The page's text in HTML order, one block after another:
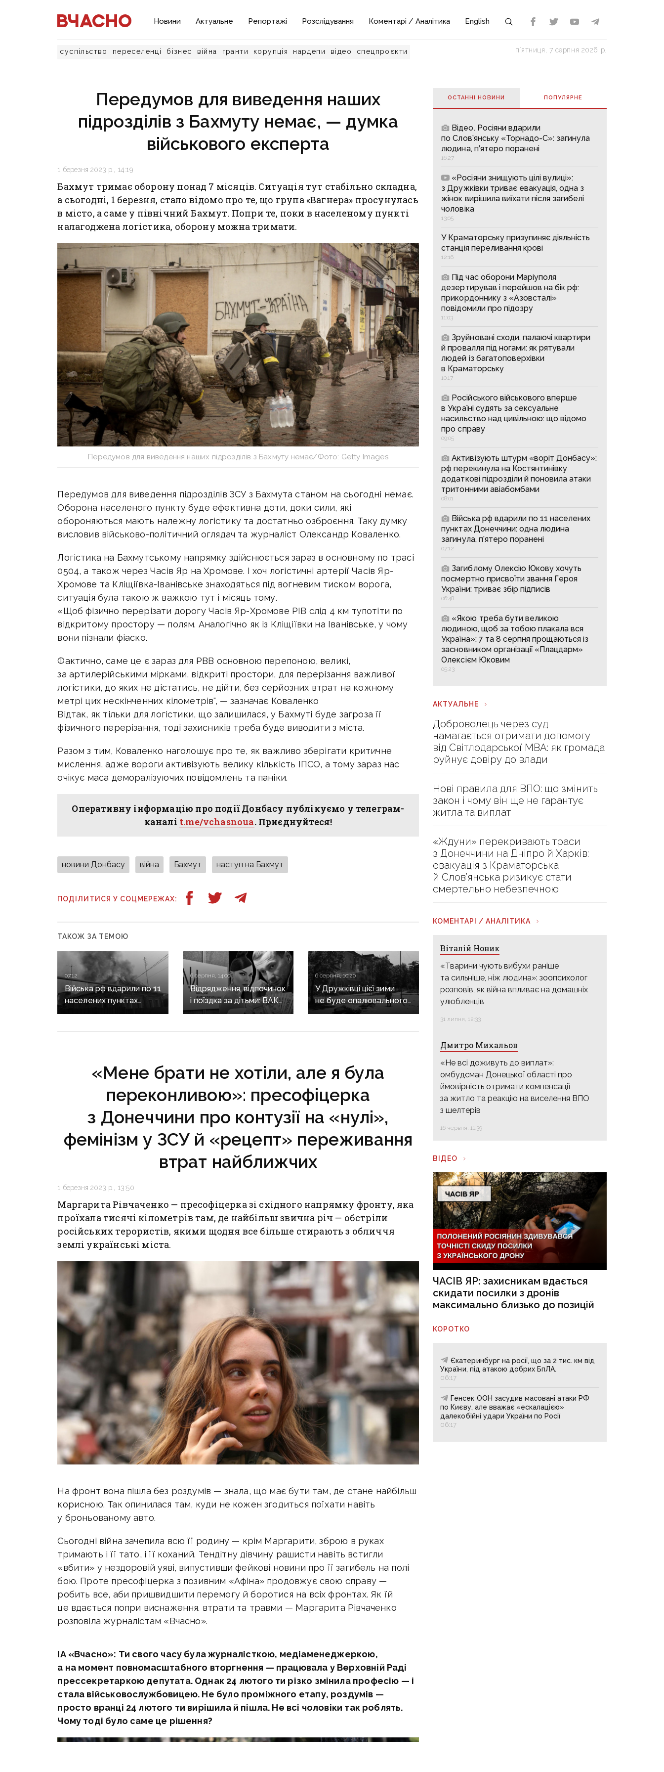
Новини Актуальне Репортажі Розслідування Коментарі / Аналітика English
суспільство переселенці бізнес війна гранти корупція нардепи відео спецпроєкти пʼятниця, 7 серпня 2026 р.
Передумов для виведення наших
підрозділів з Бахмуту немає, — думка
військового експерта
1 березня 2023 р., 14:19
Бахмут тримає оборону понад 7 місяців. Ситуація тут стабільно складна,
а сьогодні, 1 березня, стало відомо про те, що група «Вагнера» просунулась
в місто, а саме у північний Бахмут. Попри те, поки в населеному пункті
налагоджена логістика, оборону можна тримати.
Передумов для виведення наших підрозділів з Бахмуту немає/Фото: Getty Images
Передумов для виведення підрозділів ЗСУ з Бахмута станом на сьогодні немає.
Оборона населеного пункту буде ефективна доти, доки сили, які
обороняються мають належну логістику та достатньо озброєння. Таку думку
висловив військово-політичний оглядач та журналіст Олександр Коваленко.
Логістика на Бахмутському напрямку здійснюється зараз в основному по трасі
0504, а також через Часів Яр на Хромове. І хоч логістичні артерії Часів Яр-
Хромове та Кліщіївка-Іванівське знаходяться під вогневим тиском ворога,
ситуація була такою ж важкою тут і місяць тому.
«Щоб фізично перерізати дорогу Часів Яр-Хромове РІВ слід 4 км тупотіти по
відкритому простору — полям. Аналогічно як із Кліщіївки на Іванівське, у чому
вони пізнали фіаско.
Фактично, саме це є зараз для РВВ основною перепоною, великі,
за артилерійськими мірками, відкриті простори, для перерізання важливої
логістики, до яких не дістатись, не дійти, без серйозних втрат на кожному
метрі цих нескінченних кілометрів", — зазначає Коваленко
Відтак, як тільки для логістики, що залишилася, у Бахмуті буде загроза її
фізичного перерізання, тоді захисників треба буде виводити з міста.
Разом з тим, Коваленко наголошує про те, як важливо зберігати критичне
мислення, адже вороги активізують велику кількість ІПСО, а тому зараз нас
очікує маса деморалізуючих повідомлень та паніки.
Оперативну інформацію про події Донбасу публікуємо у телеграм-
каналі t.me/vchasnoua. Приєднуйтеся!
новини Донбасу війна Бахмут наступ на Бахмут
ПОДІЛИТИСЯ У СОЦМЕРЕЖАХ:
ТАКОЖ ЗА ТЕМОЮ
07:12
Війська рф вдарили по 11
населених пунктах
Донеччини: одна людина
6 серпня, 14:00
Відрядження, відпочинок
і поїздка за дітьми: ВАКС
знову відмовив
6 серпня, 10:20
У Дружківці цієї зими
не буде опалювального
сезону: фронт
«Мене брати не хотіли, але я була
переконливою»: пресофіцерка
з Донеччини про контузії на «нулі»,
фемінізм у ЗСУ й «рецепт» переживання
втрат найближчих
1 березня 2023 р., 13:50
Маргарита Рівчаченко — пресофіцерка зі східного напрямку фронту, яка
проїхала тисячі кілометрів там, де найбільш звична річ — обстріли
російських терористів, якими щодня все більше стирають з обличчя
землі українські міста.
На фронт вона пішла без роздумів — знала, що має бути там, де стане найбільш
корисною. Так опинилася там, куди не кожен згодиться поїхати навіть
у броньованому авто.
Сьогодні війна зачепила всю її родину — крім Маргарити, зброю в руках
тримають і її тато, і її коханий. Тендітну дівчину рашисти навіть встигли
«вбити» у нездоровій уяві, випустивши фейкові новини про її загибель на полі
бою. Проте пресофіцерка з позивним «Афіна» продовжує свою справу —
робить все, аби пришвидшити перемогу й боротися на всіх фронтах. Як їй
це вдається попри виснаження. втрати та травми — Маргарита Рівчаченко
розповіла журналістам «Вчасно».
ІА «Вчасно»: Ти свого часу була журналісткою, медіаменеджеркою,
а на момент повномасштабного вторгнення — працювала у Верховній Раді
прессекретаркою депутата. Однак 24 лютого ти різко змінила професію — і
стала військовослужбовицею. Не було проміжного етапу, роздумів —
просто вранці 24 лютого ти вирішила й пішла. Не всі чоловіки так роблять.
Чому тоді було саме це рішення?
ОСТАННІ НОВИНИ ПОПУЛЯРНE
Відео. Росіяни вдарили
по Слов’янську «Торнадо-С»: загинула
людина, п’ятеро поранені
16:27
«Росіяни знищують цілі вулиці»:
з Дружківки триває евакуація, одна з
жінок вирішила виїхати після загибелі
чоловіка
13:05
У Краматорську призупиняє діяльність
станція переливання крові
12:16
Під час оборони Маріуполя
дезертирував і перейшов на бік рф:
прикордоннику з «Азовсталі»
повідомили про підозру
11:03
Зруйновані сходи, палаючі квартири
й провалля під ногами: як рятували
людей із багатоповерхівки
в Краматорську
10:17
Російського військового вперше
в Україні судять за сексуальне
насильство над цивільною: що відомо
про справу
09:05
Активізують штурм «воріт Донбасу»:
рф перекинула на Костянтинівку
додаткові підрозділи й поновила атаки
тритонними авіабомбами
08:01
Війська рф вдарили по 11 населених
пунктах Донеччини: одна людина
загинула, п’ятеро поранені
07:12
Загиблому Олексію Юкову хочуть
посмертно присвоїти звання Героя
України: триває збір підписів
06:48
«Якою треба бути великою
людиною, щоб за тобою плакала вся
Україна»: 7 та 8 серпня прощаються із
засновником організації «Плацдарм»
Олексієм Юковим
05:23
АКТУАЛЬНЕ
Доброволець через суд
намагається отримати допомогу
від Світлодарської МВА: як громада
руйнує довіру до влади
Нові правила для ВПО: що змінить
закон і чому він ще не гарантує
житла та виплат
«Ждуни» перекривають траси
з Донеччини на Дніпро й Харків:
евакуація з Краматорська
й Слов’янська ризикує стати
смертельно небезпечною
КОМЕНТАРІ / АНАЛІТИКА
Віталій Новик
«Тварини чують вибухи раніше
та сильніше, ніж людина»: зоопсихолог
розповів, як війна впливає на домашніх
улюбленців
31 липня, 12:33
Дмитро Михальов
«Не всі доживуть до виплат»:
омбудсман Донецької області про
ймовірність отримати компенсації
за житло та реакцію на виселення ВПО
з шелтерів
16 червня, 11:39
ВІДЕО
ЧАСІВ ЯР: захисникам вдається
скидати посилки з дронів
максимально близько до позицій
КОРОТКО
Єкатеринбург на росії, що за 2 тис. км від
України, під атакою добрих БпЛА.
06:17
Генсек ООН засудив масовані атаки РФ
по Києву, але вважає «ескалацією»
далекобійні удари України по Росії
06:17